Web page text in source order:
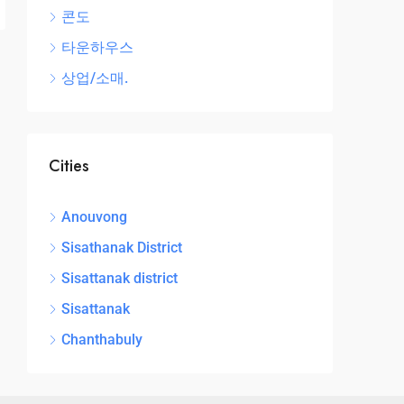
콘도
타운하우스
상업/소매.
Cities
Anouvong
Sisathanak District
Sisattanak district
Sisattanak
Chanthabuly